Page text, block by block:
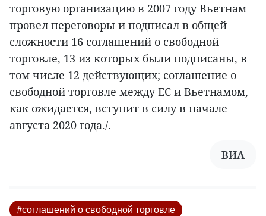
торговую организацию в 2007 году Вьетнам
провел переговоры и подписал в общей
сложности 16 соглашений о свободной
торговле, 13 из которых были подписаны, в
том числе 12 действующих; соглашение о
свободной торговле между ЕС и Вьетнамом,
как ожидается, вступит в силу в начале
августа 2020 года./.
ВИА
#соглашений о свободной торговле